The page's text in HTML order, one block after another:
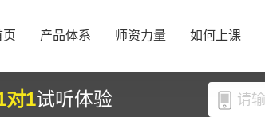
页 产品体系 师资力量 如何上课
对1试听体验